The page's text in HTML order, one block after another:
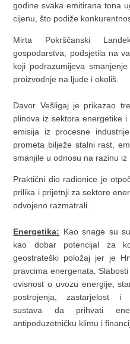
godine svaka emitirana tona
cijenu, što podiže
Mirta Pokrščanski
gospodarstva, podsjetila na
koji podrazumijeva
proizvodnje na ljude i okoliš.
Davor Vešligaj je prikazao
plinova iz sektora energetike
emisija iz procesne
prometa bilježe stalni rast,
smanjile u odnosu na razinu iz
Praktični dio radionice je
prilika i prijetnji za sektore
odvojeno razmatrali.
Energetika: Kao snage su
kao dobar potencijal za
geostrateški položaj jer je
pravcima energenata.
ovisnost o uvozu energije,
postrojenja, zastarjelost i
sustava da prihvati
antipoduzetničku klimu i